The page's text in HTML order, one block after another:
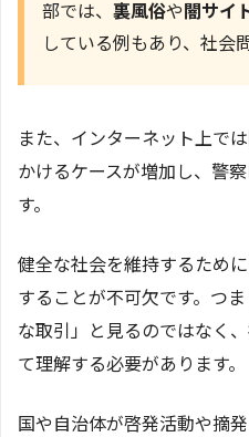
部では、 裏風俗や闇サイ
している例もあり、社会
また、インターネット上では
かけるケースが増加し、警
す。
健全な社会を維持するため
することが不可欠です。つ
な取引」と見るのではなく、
て理解する必要があります。
国や自治体が啓発活動や摘